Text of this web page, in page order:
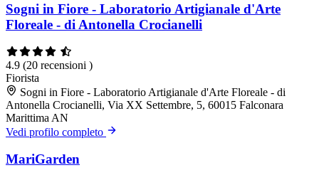
Sogni in Fiore - Laboratorio Artigianale d'Arte
Floreale - di Antonella Crocianelli
4.9 (20 recensioni )
Fiorista
Sogni in Fiore - Laboratorio Artigianale d'Arte Floreale - di
Antonella Crocianelli, Via XX Settembre, 5, 60015 Falconara
Marittima AN
Vedi profilo completo
MariGarden